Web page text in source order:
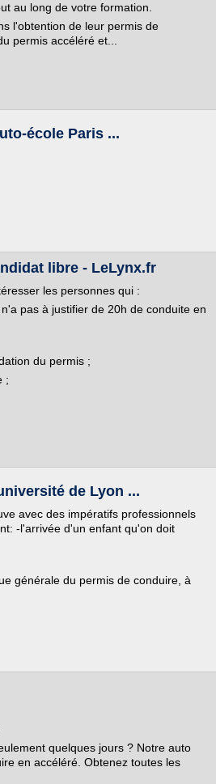
au long de votre formation.
l'obtention de leur permis de
permis accéléré et...
école Paris ...
libre - LeLynx.fr
les personnes qui :
pas à justifier de 20h de conduite en
du permis ;
;
de Lyon ...
avec des impératifs professionnels
-l'arrivée d'un enfant qu'on doit
générale du permis de conduire, à
quelques jours ? Notre auto
en accéléré. Obtenez toutes les